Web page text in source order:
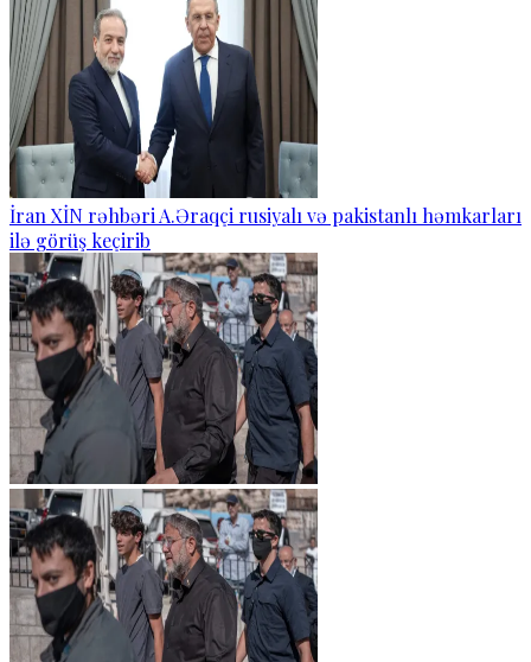
İran XİN rəhbəri A.Əraqçi rusiyalı və pakistanlı həmkarları
ilə görüş keçirib